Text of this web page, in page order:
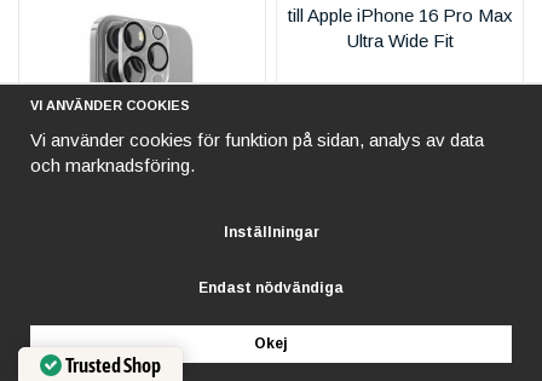
iPhone 16 Pro Max iPhone
Info
Apple iPhone 16 Pro Max -
Trusted Shop
VI ANVÄNDER COOKIES
Vi använder cookies för funktion på sidan, analys av data
och marknadsföring.
Inställningar
Endast nödvändiga
Okej